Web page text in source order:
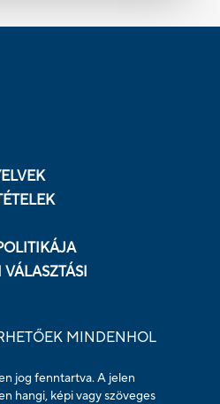
MINDENHOL
jog fenntartva. A jelen
hangi, képi vagy szöveges